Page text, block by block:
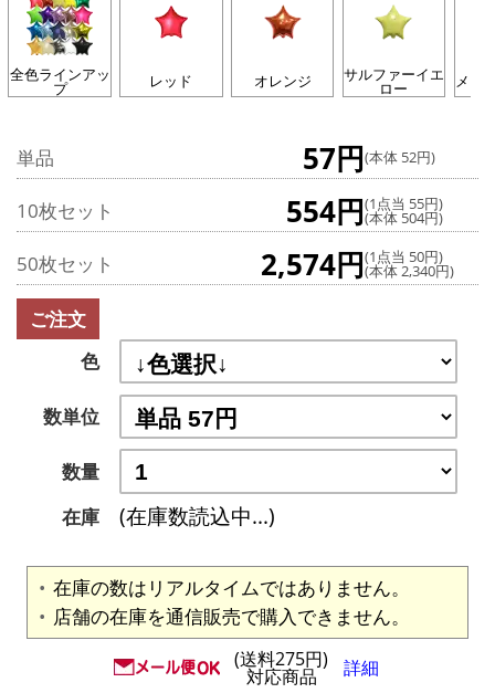
全色ラインアッ
プ レッド オレンジ サルファーイエ
ロー メロ
単品 57円(本体 52円)
10枚セット 554円(1点当 55円)
(本体 504円)
50枚セット 2,574円(1点当 50円)
(本体 2,340円)
ご注文
色
数単位
数量
在庫
(在庫数読込中...)
在庫の数はリアルタイムではありません。
店舗の在庫を通信販売で購入できません。
(送料275円)
対応商品 詳細